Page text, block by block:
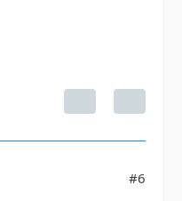
#6